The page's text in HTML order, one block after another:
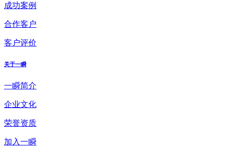
成功案例
合作客户
客户评价
关于一瞬
一瞬简介
企业文化
荣誉资质
加入一瞬